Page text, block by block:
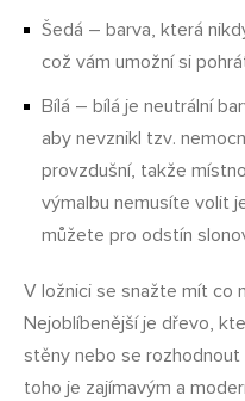
Šedá – barva, která
což vám umožní si
Bílá – bílá je neutrální
aby nevznikl tzv.
provzdušní, takže
výmalbu nemusíte volit
můžete pro odstín
V ložnici se snažte mít co
Nejoblíbenější je dřevo,
stěny nebo se rozhodnout
toho je zajímavým a